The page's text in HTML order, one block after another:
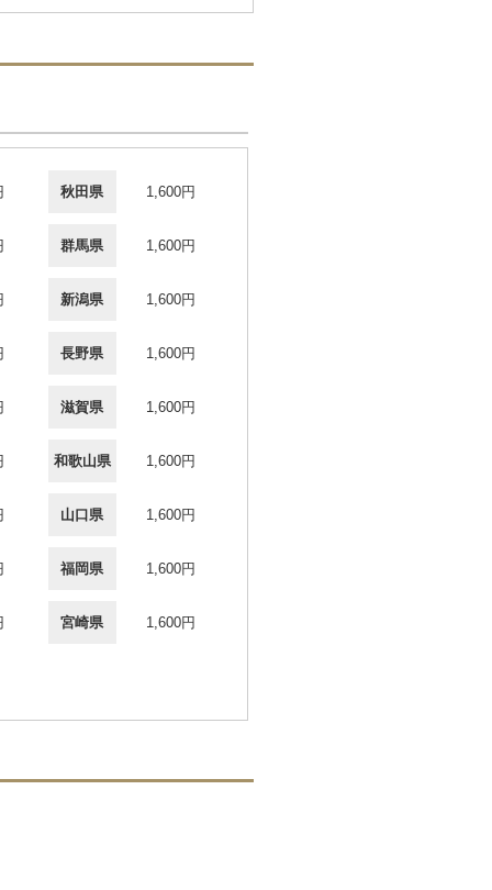
秋田県 1,600円
群馬県 1,600円
新潟県 1,600円
長野県 1,600円
滋賀県 1,600円
和歌山県 1,600円
山口県 1,600円
福岡県 1,600円
宮崎県 1,600円